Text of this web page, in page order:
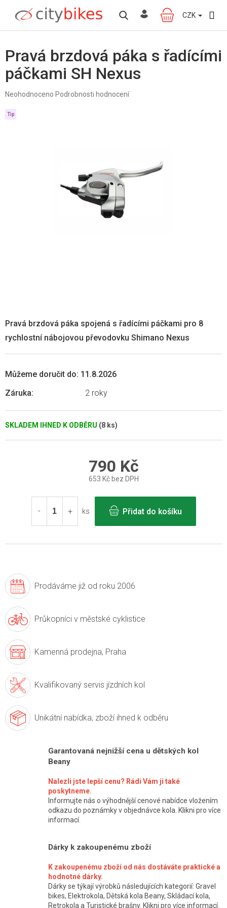
obsah
NÁKUPNÍ
KOŠÍK
CZK
Pravá brzdová páka s řadícími
páčkami SH Nexus
Průměrné
produktu
Neohodnoceno Podrobnosti hodnocení
Tip
SKLADEM IHNED K ODBĚRU (8 ks)
Můžeme doručit do: 11.8.2026
Záruka: 2 roky
Pravá brzdová páka spojená s řadícími páčkami pro 8
rychlostní nábojovou převodovku Shimano Nexus
790 Kč
653 Kč bez DPH
cena:
ks
Přidat do košíku
Prodáváme již od roku 2006
Průkopníci v městské cyklistice
Kamenná prodejna, Praha
Kvalifikovaný servis jízdních kol
Unikátní nabídka, zboží ihned k odběru
Garantovaná nejnižší cena u dětských kol
Beany
Nalezli jste lepší cenu? Rádi Vám ji také
poskytneme.
Informujte nás o výhodnější cenové nabídce vložením
odkazu do poznámky v objednávce kola. Klikni pro více
informací.
Dárky k zakoupenému zboží
K zakoupenému zboží od nás dostáváte praktické a
hodnotné dárky.
Dárky se týkají výrobků následujících kategorií: Gravel
bikes, Elektrokola, Dětská kola Beany, Skládací kola,
Retrokola a Turistické brašny. Klikni pro více informací.